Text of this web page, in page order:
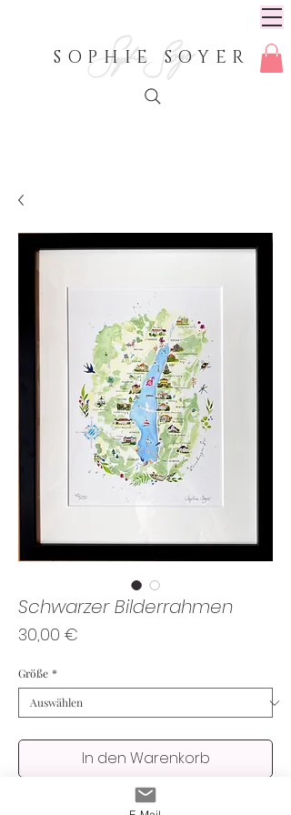
SOPHIE SOYER
Schwarzer Bilderrahmen
30,00 €
Größe *
In den Warenkorb
Ein puristischer, schwarzer Holzrahmen mit